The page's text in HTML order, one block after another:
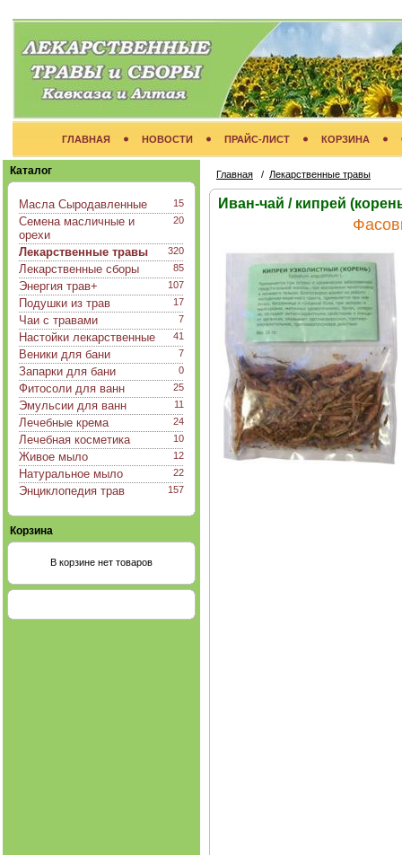
ГЛАВНАЯ НОВОСТИ ПРАЙС-ЛИСТ КОРЗИНА
Каталог
15
Масла Сыродавленные
20
Семена масличные и
орехи
320
Лекарственные травы
85
Лекарственные сборы
107
Энергия трав+
17
Подушки из трав
7
Чаи с травами
41
Настойки лекарственные
7
Веники для бани
0
Запарки для бани
25
Фитосоли для ванн
11
Эмульсии для ванн
24
Лечебные крема
10
Лечебная косметика
12
Живое мыло
22
Натуральное мыло
157
Энциклопедия трав
Корзина
В корзине нет товаров
Главная / Лекарственные травы
Иван-чай / кипрей